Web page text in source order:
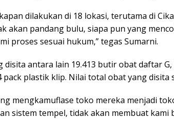
dilakukan di 18 lokasi, terutama di
akan pandang bulu, siapa pun yang
proses sesuai hukum,” tegas Sumarni.
disita antara lain 19.413 butir obat daftar
pack plastik klip. Nilai total obat yang disita
mengkamuflase toko mereka menjadi
sistem tempel, tidak akan membuat kami